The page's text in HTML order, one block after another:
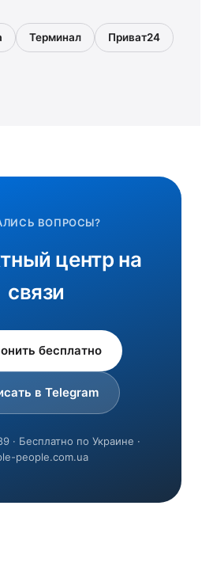
Терминал Приват24
ВОПРОСЫ?
центр на
связи
бесплатно
в Telegram
· Бесплатно по Украине ·
people.com.ua